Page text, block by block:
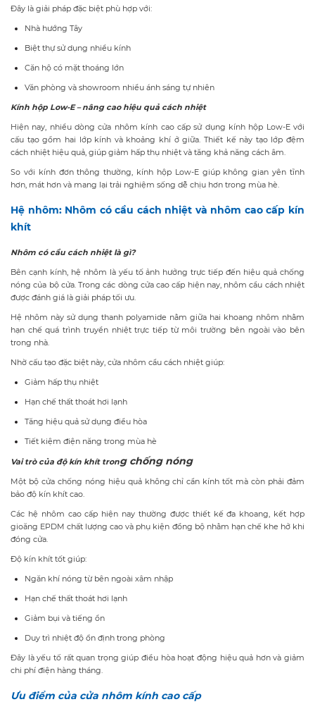
Đây là giải pháp đặc biệt phù hợp với:
Nhà hướng Tây
Biệt thự sử dụng nhiều kính
Căn hộ có mặt thoáng lớn
Văn phòng và showroom nhiều ánh sáng tự nhiên
Kính hộp Low-E – nâng cao hiệu quả cách nhiệt
Hiện nay, nhiều dòng cửa nhôm kính cao cấp sử dụng kính hộp Low-E với
cấu tạo gồm hai lớp kính và khoảng khí ở giữa. Thiết kế này tạo lớp đệm
cách nhiệt hiệu quả, giúp giảm hấp thụ nhiệt và tăng khả năng cách âm.
So với kính đơn thông thường, kính hộp Low-E giúp không gian yên tĩnh
hơn, mát hơn và mang lại trải nghiệm sống dễ chịu hơn trong mùa hè.
Hệ nhôm: Nhôm có cầu cách nhiệt và nhôm cao cấp kín
khít
Nhôm có cầu cách nhiệt là gì?
Bên cạnh kính, hệ nhôm là yếu tố ảnh hưởng trực tiếp đến hiệu quả chống
nóng của bộ cửa. Trong các dòng cửa cao cấp hiện nay, nhôm cầu cách nhiệt
được đánh giá là giải pháp tối ưu.
Hệ nhôm này sử dụng thanh polyamide nằm giữa hai khoang nhôm nhằm
hạn chế quá trình truyền nhiệt trực tiếp từ môi trường bên ngoài vào bên
trong nhà.
Nhờ cấu tạo đặc biệt này, cửa nhôm cầu cách nhiệt giúp:
Giảm hấp thụ nhiệt
Hạn chế thất thoát hơi lạnh
Tăng hiệu quả sử dụng điều hòa
Tiết kiệm điện năng trong mùa hè
Vai trò của độ kín khít trongchống nóng
Một bộ cửa chống nóng hiệu quả không chỉ cần kính tốt mà còn phải đảm
bảo độ kín khít cao.
Các hệ nhôm cao cấp hiện nay thường được thiết kế đa khoang, kết hợp
gioăng EPDM chất lượng cao và phụ kiện đồng bộ nhằm hạn chế khe hở khi
đóng cửa.
Độ kín khít tốt giúp:
Ngăn khí nóng từ bên ngoài xâm nhập
Hạn chế thất thoát hơi lạnh
Giảm bụi và tiếng ồn
Duy trì nhiệt độ ổn định trong phòng
Đây là yếu tố rất quan trọng giúp điều hòa hoạt động hiệu quả hơn và giảm
chi phí điện hàng tháng.
Ưu điểm của cửa nhôm kính cao cấp